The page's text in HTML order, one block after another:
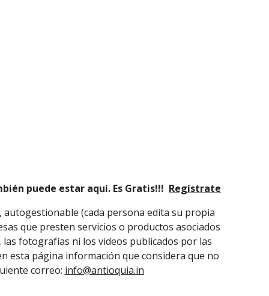
puede estar aquí. Es Gratis!!! Regístrate
(cada persona edita su propia
que presten servicios o productos asociados
fotografías ni los videos publicados por las
esta página información que considera que no
correo: info@antioquia.in